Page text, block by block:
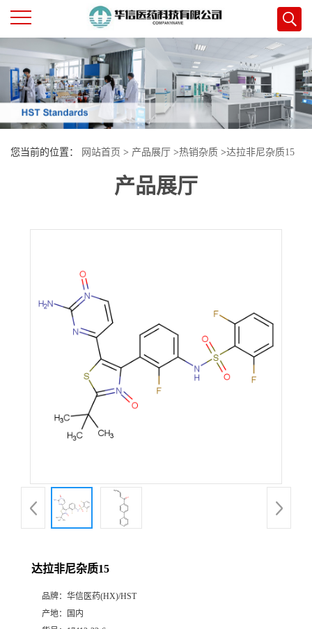
公
司
首
页
司
书
誉
您当前的位置： 网站首页 > 产品展厅 >热销杂质 >达拉非尼杂质15
产品展厅
达拉非尼杂质15
品牌： 华信医药(HX)/HST
产地：
国内